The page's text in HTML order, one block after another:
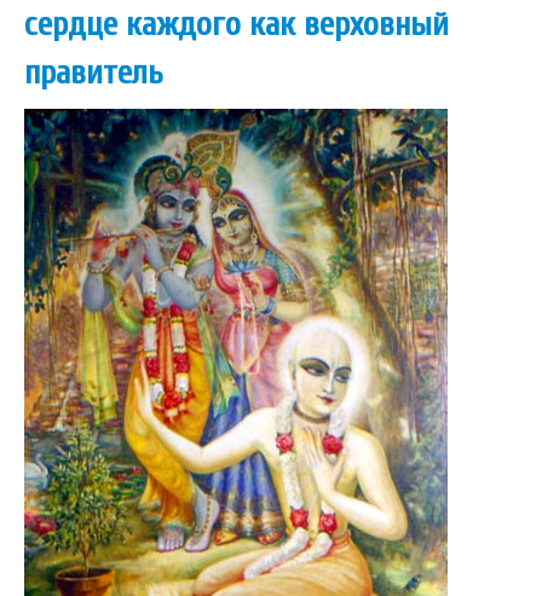
сердце каждого как верховный
правитель